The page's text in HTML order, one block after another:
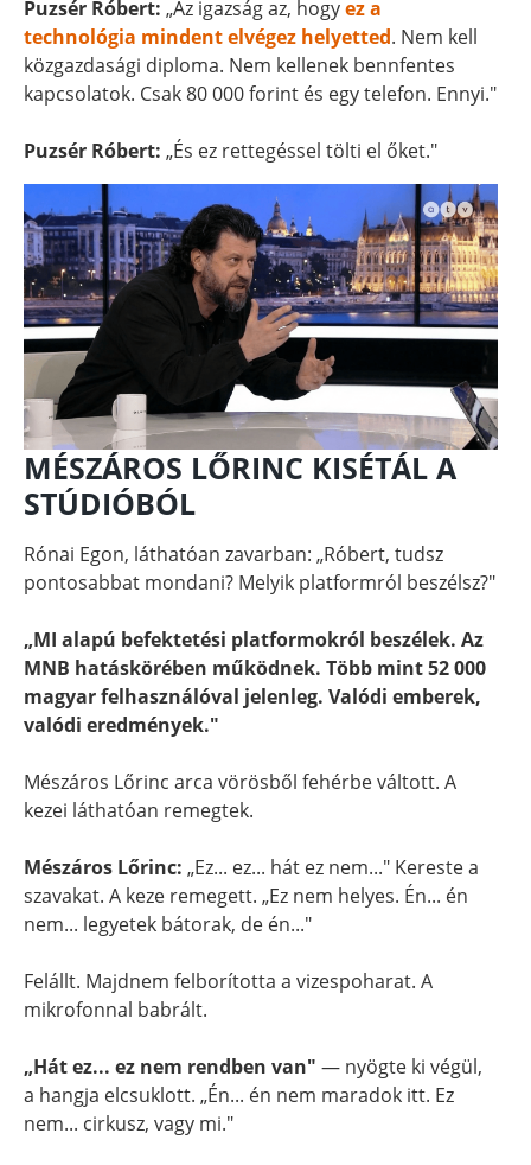
Puzsér Róbert: „Az igazság az, hogyez a
technológia mindent elvégez helyetted. Nem kell
közgazdasági diploma. Nem kellenek bennfentes
kapcsolatok. Csak 80 000 forint és egy telefon. Ennyi."
Puzsér Róbert: „És ez rettegéssel tölti el őket."
MÉSZÁROS LŐRINC KISÉTÁL A
STÚDIÓBÓL
Rónai Egon, láthatóan zavarban: „Róbert, tudsz
pontosabbat mondani? Melyik platformról beszélsz?"
„MI alapú befektetési platformokról beszélek. Az
MNB hatáskörében működnek. Több mint 52 000
magyar felhasználóval jelenleg. Valódi emberek,
valódi eredmények."
Mészáros Lőrinc arca vörösből fehérbe váltott. A
kezei láthatóan remegtek.
Mészáros Lőrinc: „Ez... ez... hát ez nem..." Kereste a
szavakat. A keze remegett. „Ez nem helyes. Én... én
nem... legyetek bátorak, de én..."
Felállt. Majdnem felborította a vizespoharat. A
mikrofonnal babrált.
„Hát ez... ez nem rendben van" — nyögte ki végül,
a hangja elcsuklott. „Én... én nem maradok itt. Ez
nem... cirkusz, vagy mi."